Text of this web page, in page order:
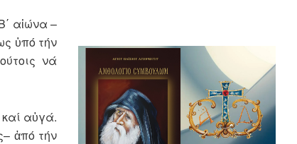
αἰώνα –
ὑπό τήν
νά
αὐγά.
ἀπό τήν